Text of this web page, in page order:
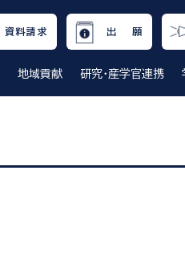
資料請求 出 願
地域貢献 研究・産学官連携